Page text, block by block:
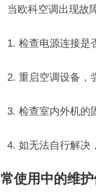
当欧科空调出现故
1. 检查电源连接是
2. 重启空调设备，
3. 检查室内外机的
4. 如无法自行解决
常使用中的维